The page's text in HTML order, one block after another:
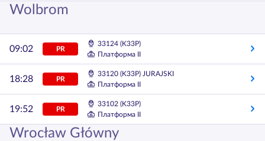
Wolbrom
09:02 PR
33124 (K33P)
Платформа II
18:28 PR
33120 (K33P) JURAJSKI
Платформа II
19:52 PR
33102 (K33P)
Платформа II
Wrocław Główny